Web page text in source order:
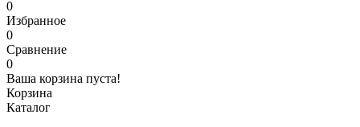
0
Избранное
0
Сравнение
0
Ваша корзина пуста!
Корзина
Каталог